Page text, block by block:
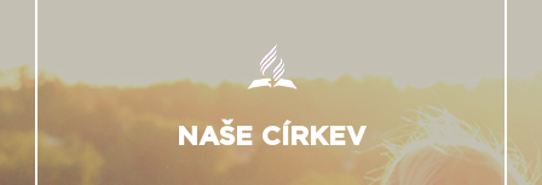
NAŠE CÍRKEV